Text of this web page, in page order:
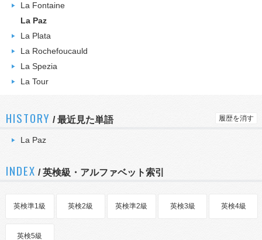
La Fontaine
La Paz
La Plata
La Rochefoucauld
La Spezia
La Tour
HISTORY /最近見た単語 履歴を消す
La Paz
INDEX / 英検級・アルファベット索引
英検準1級 英検2級 英検準2級 英検3級 英検4級
英検5級